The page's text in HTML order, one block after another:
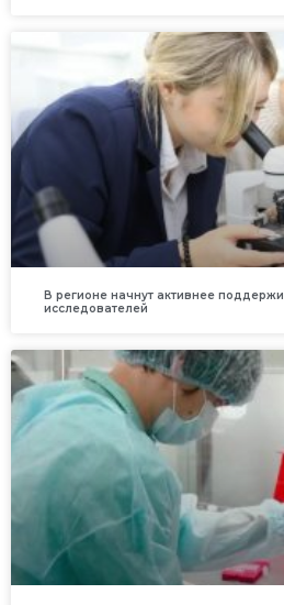
В регионе начнут активнее
исследователей